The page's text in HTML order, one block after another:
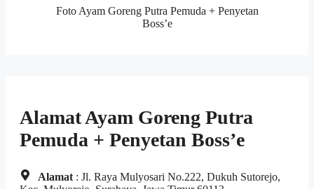
Foto Ayam Goreng Putra Pemuda + Penyetan
Boss’e
Alamat Ayam Goreng Putra
Pemuda + Penyetan Boss’e
Alamat : Jl. Raya Mulyosari No.222, Dukuh Sutorejo,